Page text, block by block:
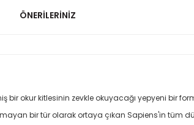
ÖNERILERINIZ
okur kitlesinin zevkle okuyacağı yepyeni bir
bir tür olarak ortaya çıkan Sapiens'in tüm